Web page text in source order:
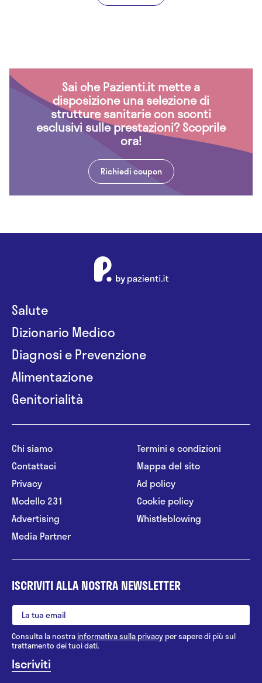
Sai che Pazienti.it mette a
disposizione una selezione di
strutture sanitarie con sconti
esclusivi sulle prestazioni? Scoprile
ora!
Richiedi coupon
Salute
Dizionario Medico
Diagnosi e Prevenzione
Alimentazione
Genitorialità
Chi siamo
Contattaci
Privacy
Modello 231
Advertising
Media Partner
Termini e condizioni
Mappa del sito
Ad policy
Cookie policy
Whistleblowing
ISCRIVITI ALLA NOSTRA NEWSLETTER
Consulta la nostrainformativa sulla privacy per sapere di più sul
trattamento dei tuoi dati.